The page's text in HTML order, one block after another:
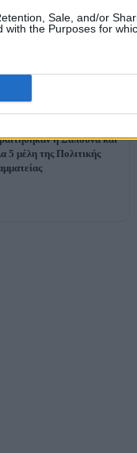
Sale, and/or
with the Purposes for
η Σαπουνά και
5 μέλη της Πολιτικής